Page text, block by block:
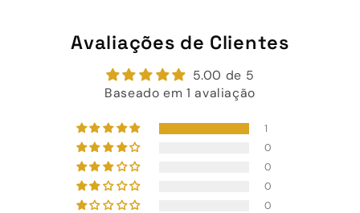
Avaliações de Clientes
5.00 de 5
Baseado em 1 avaliação
1
0
0
0
0